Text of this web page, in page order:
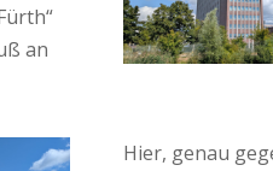
an
Hier, genau